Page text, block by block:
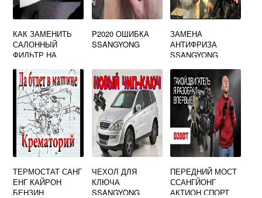
КАК ЗАМЕНИТЬ
САЛОННЫЙ
ФИЛЬТР НА
P2020 ОШИБКА
SSANGYONG
ЗАМЕНА
АНТИФРИЗА
SSANGYONG
ТЕРМОСТАТ САНГ
ЕНГ КАЙРОН
БЕНЗИН
ЧЕХОЛ ДЛЯ
КЛЮЧА
SSANGYONG
ПЕРЕДНИЙ МОСТ
ССАНГЙОНГ
АКТИОН СПОРТ